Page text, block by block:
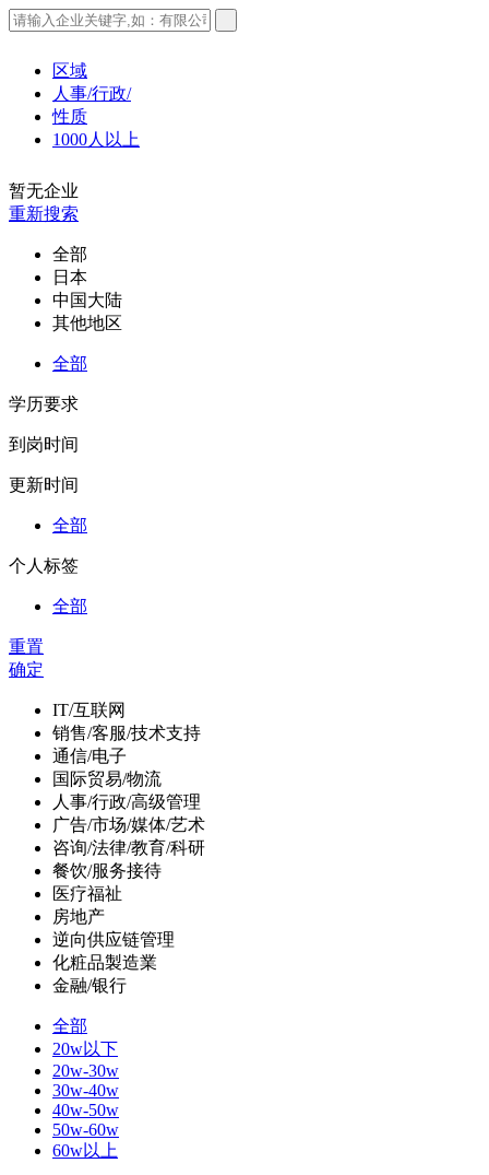
区域
人事/行政/
性质
1000人以上
暂无企业
重新搜索
全部
日本
中国大陆
其他地区
全部
学历要求
到岗时间
更新时间
全部
个人标签
全部
重置
确定
IT/互联网
销售/客服/技术支持
通信/电子
国际贸易/物流
人事/行政/高级管理
广告/市场/媒体/艺术
咨询/法律/教育/科研
餐饮/服务接待
医疗福祉
房地产
逆向供应链管理
化粧品製造業
金融/银行
全部
20w以下
20w-30w
30w-40w
40w-50w
50w-60w
60w以上